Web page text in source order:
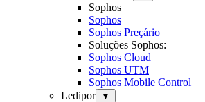
Sophos
Sophos
Sophos Preçário
Soluções Sophos:
Sophos Cloud
Sophos UTM
Sophos Mobile Control
Ledipor
▼